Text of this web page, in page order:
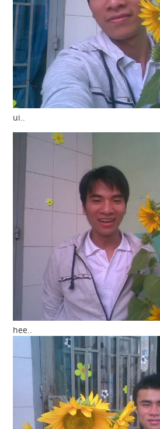
ui..
hee..